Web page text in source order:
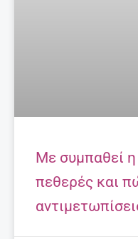
Με συμπαθεί
πεθερές και